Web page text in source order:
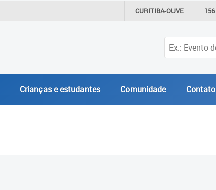
CURITIBA-OUVE 156
Crianças e estudantes Comunidade Contato